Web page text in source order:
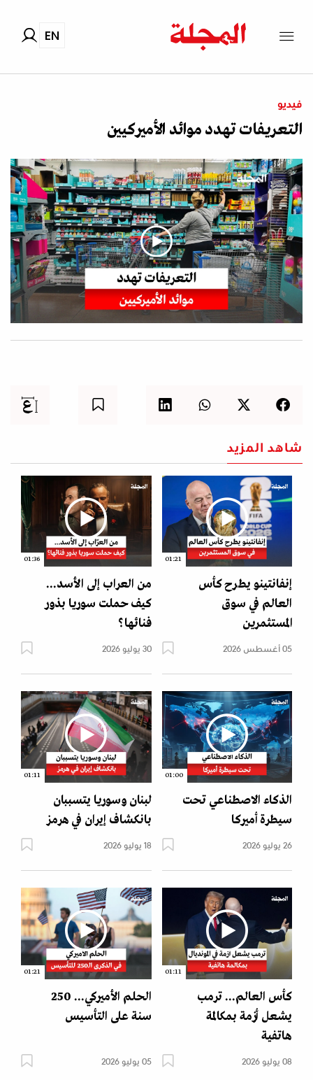
EN
فيديو
التعريفات تهدد موائد الأميركيين
شاهد المزيد
01:21
إنفانتينو يطرح كأس
العالم في سوق
المستثمرين
05 أغسطس 2026
01:36
من العراب إلى الأسد...
كيف حملت سوريا بذور
فنائها؟
30 يوليو 2026
01:00
الذكاء الاصطناعي تحت
سيطرة أميركا
26 يوليو 2026
01:11
لبنان وسوريا يتسببان
بانكشاف إيران في هرمز
18 يوليو 2026
01:11
كأس العالم... ترمب
يشعل أزمة بمكالمة
هاتفية
08 يوليو 2026
01:21
الحلم الأميركي... 250
سنة على التأسيس
05 يوليو 2026